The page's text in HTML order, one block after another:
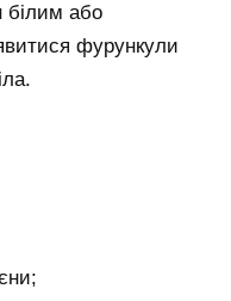
білим або
фурункули